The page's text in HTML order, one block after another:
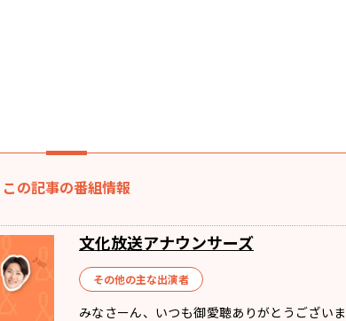
この記事の番組情報
文化放送アナウンサーズ
その他の主な出演者
みなさーん、いつも御愛聴ありがとうございま